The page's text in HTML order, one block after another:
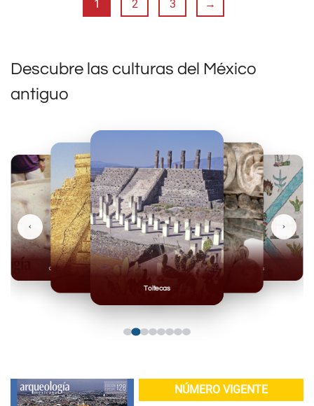
1 2 3 →
Descubre las culturas del México
antiguo
Toltecas
Mexicas
Olmecas
‹ ›
NÚMERO VIGENTE